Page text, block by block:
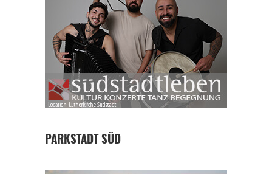
PARKSTADT SÜD